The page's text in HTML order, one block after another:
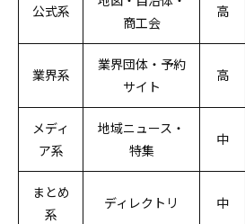
公式系
商工会
高
業界系
業界団体・予約
サイト
高
メディ
ア系
地域ニュース・
特集
中
まとめ
系
ディレクトリ 中